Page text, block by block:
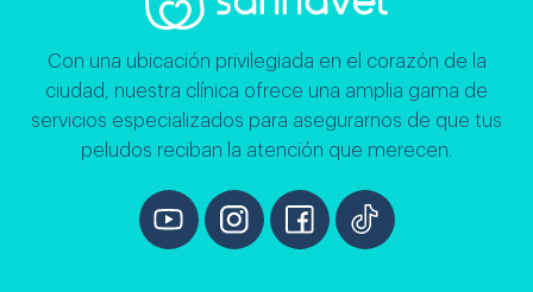
Con una ubicación privilegiada en el corazón de la
ciudad, nuestra clínica ofrece una amplia gama de
servicios especializados para asegurarnos de que tus
peludos reciban la atención que merecen.